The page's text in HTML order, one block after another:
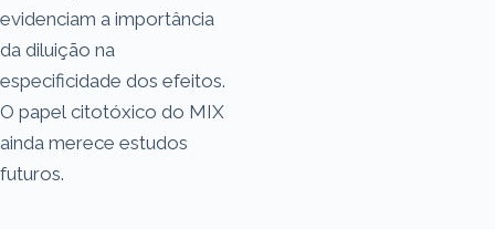
evidenciam a importância
da diluição na
especificidade dos efeitos.
O papel citotóxico do MIX
ainda merece estudos
futuros.